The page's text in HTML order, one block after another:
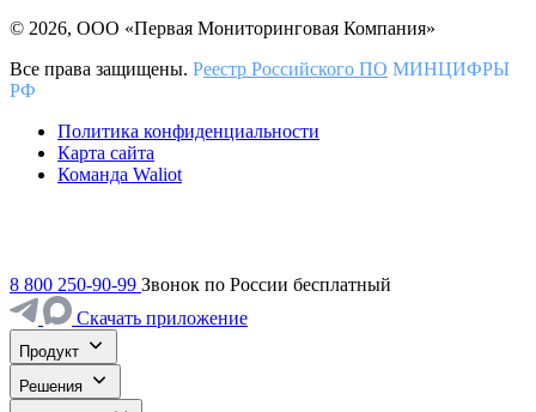
© 2026, ООО «Первая Мониторинговая Компания»
Все права защищены. Реестр Российского ПО МИНЦИФРЫ
РФ
Политика конфиденциальности
Карта сайта
Команда Waliot
8 800 250-90-99 Звонок по России бесплатный
Скачать приложение
Продукт
Решения